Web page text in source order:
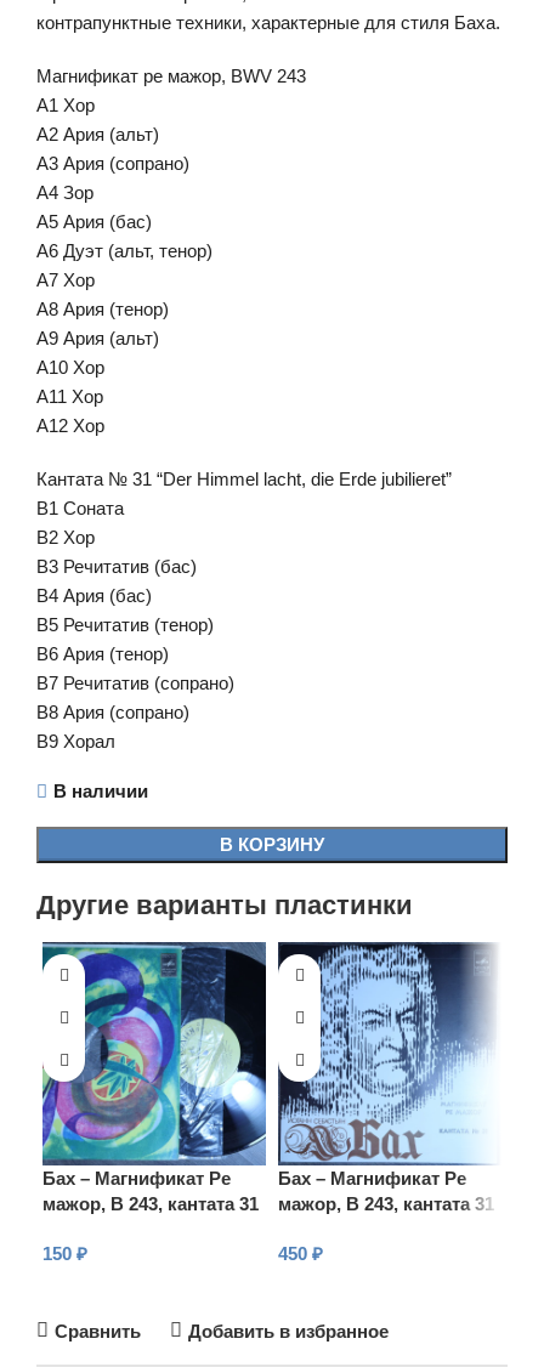
контрапунктные техники, характерные для стиля Баха.
Магнификат ре мажор, BWV 243
A1 Хор
A2 Ария (альт)
A3 Ария (сопрано)
A4 Зор
A5 Ария (бас)
A6 Дуэт (альт, тенор)
A7 Хор
A8 Ария (тенор)
A9 Ария (альт)
A10 Хор
A11 Хор
A12 Хор
Кантата № 31 “Der Himmel lacht, die Erde jubilieret”
B1 Соната
B2 Хор
B3 Речитатив (бас)
B4 Ария (бас)
B5 Речитатив (тенор)
B6 Ария (тенор)
B7 Речитатив (сопрано)
B8 Ария (сопрано)
B9 Хорал
В наличии
В КОРЗИНУ
Другие варианты пластинки
Бах – Магнификат Ре
мажор, B 243, кантата 31
последний юбилей”
150 ₽
Бах – Магнификат Ре
мажор, B 243, кантата 31
последний юбилей”
450 ₽
Сравнить Добавить в избранное